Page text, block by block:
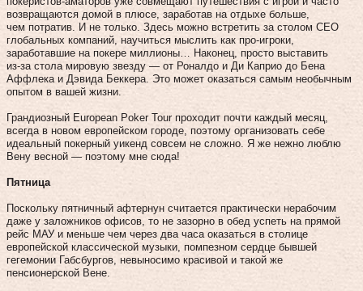
возвращаются домой в плюсе, заработав на отдыхе больше,
чем потратив. И не только. Здесь можно встретить за столом СЕО
глобальных компаний, научиться мыслить как про-игроки,
заработавшие на покере миллионы… Наконец, просто выставить
из‑за стола мировую звезду — от Роналдо и Ди Каприо до Бена
Аффлека и Дэвида Беккера. Это может оказаться самым необычным
опытом в вашей жизни.
Грандиозный European Poker Tour проходит почти каждый месяц,
всегда в новом европейском городе, поэтому организовать себе
идеальный покерный уикенд совсем не сложно. Я же нежно люблю
Вену весной — поэтому мне сюда!
Пятница
Поскольку пятничный афтернун считается практически нерабочим
даже у заложников офисов, то не зазорно в обед успеть на прямой
рейс МАУ и меньше чем через два часа оказаться в столице
европейской классической музыки, помпезном сердце бывшей
гегемонии Габсбургов, невыносимо красивой и такой же
пенсионерской Вене.